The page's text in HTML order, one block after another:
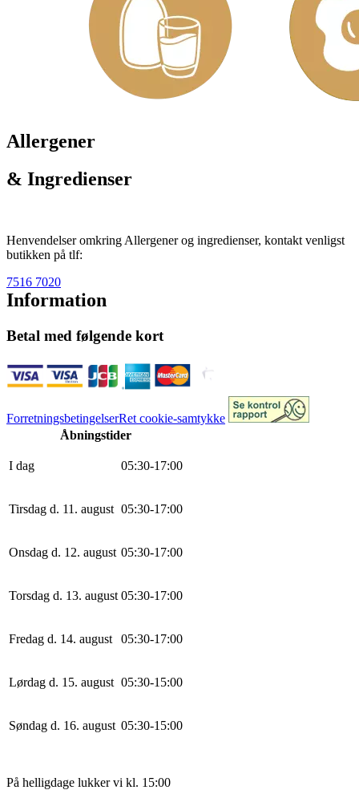
Allergener
& Ingredienser
Henvendelser omkring Allergener og ingredienser, kontakt venligst
butikken på tlf:
7516 7020
Information
Betal med følgende kort
ForretningsbetingelserRet cookie-samtykke
Åbningstider
I dag 05:30-17:00
Tirsdag d. 11. august 05:30-17:00
Onsdag d. 12. august 05:30-17:00
Torsdag d. 13. august 05:30-17:00
Fredag d. 14. august 05:30-17:00
Lørdag d. 15. august 05:30-15:00
Søndag d. 16. august 05:30-15:00
På helligdage lukker vi kl. 15:00